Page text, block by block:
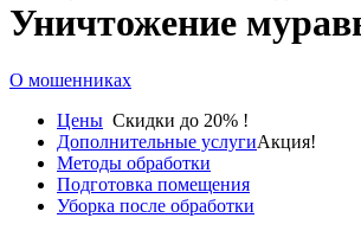
Уничтожение
О мошенниках
Цены Скидки до 20% !
Дополнительные услугиАкция!
Методы обработки
Подготовка помещения
Уборка после обработки